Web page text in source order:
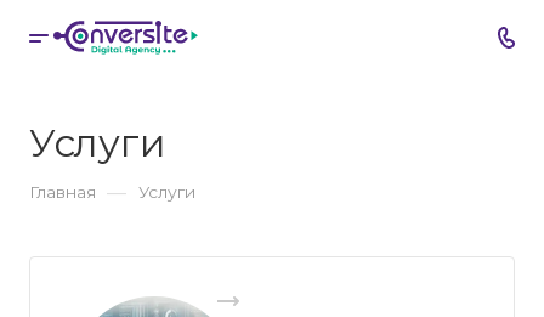
Услуги
Главная — Услуги